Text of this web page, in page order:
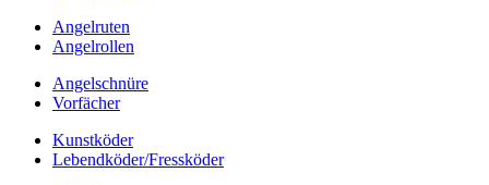
Angelruten
Angelrollen
Angelschnüre
Vorfächer
Kunstköder
Lebendköder/Fressköder